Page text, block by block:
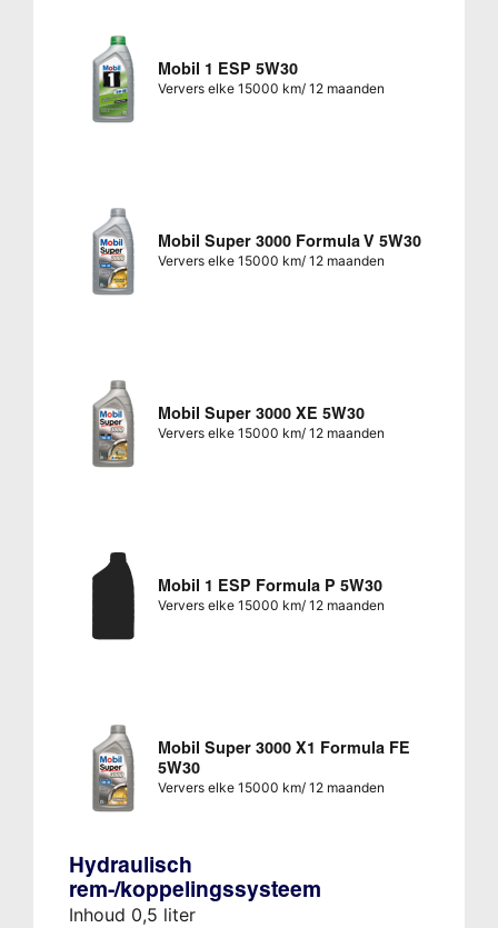
Mobil 1 ESP 5W30
Ververs elke 15000 km/ 12 maanden
Mobil Super 3000 Formula V 5W30
Ververs elke 15000 km/ 12 maanden
Mobil Super 3000 XE 5W30
Ververs elke 15000 km/ 12 maanden
Mobil 1 ESP Formula P 5W30
Ververs elke 15000 km/ 12 maanden
Mobil Super 3000 X1 Formula FE
5W30
Ververs elke 15000 km/ 12 maanden
Hydraulisch
rem-/koppelingssysteem
Inhoud 0,5 liter